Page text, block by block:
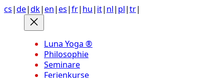
Anchor
Zum
Inhalt
springen
cs|de|dk| en| es|fr| hu| it| nl| pl|tr|
Luna Yoga ®
Philosophie
Seminare
Ferienkurse